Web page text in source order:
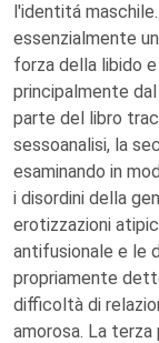
l'identitá
essenzialmente
forza della libido
principalmente
parte del libro
sessoanalisi, la
esaminando in
i disordini della
erotizzazioni
antifusionale e le
propriamente
difficoltà di
amorosa. La